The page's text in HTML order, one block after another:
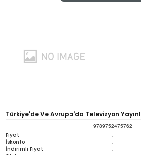
Türkiye'de Ve Avrupa'da Televizyon
Uygulamaları
9789752475762
Fiyat :
İskonto :
İndirimli Fiyat :